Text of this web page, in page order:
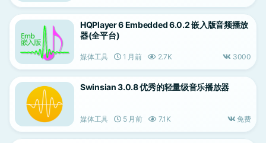
HQPlayer 6 Embedded 6.0.2 嵌入版音频播放
器(全平台)
媒体工具 1 月前 2.7K 3000
Swinsian 3.0.8 优秀的轻量级音乐播放器
媒体工具 5 月前 7.1K 免费